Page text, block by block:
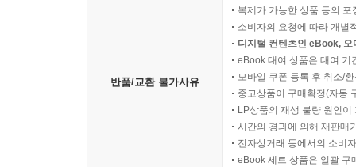
반품/교환 불가사유
복제가 가능한 상품 등의
소비자의 요청에 따라 개별
디지털 컨텐츠인 eBook,
eBook 대여 상품은 대여 기
모바일 쿠폰 등록 후 취소/
중고상품이 구매확정(자동
LP상품의 재생 불량 원인
시간의 경과에 의해 재판매
전자상거래 등에서의 소비
eBook 세트 상품은 일괄 구